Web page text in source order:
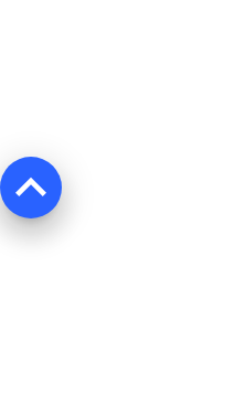
keyboard_arrow_up